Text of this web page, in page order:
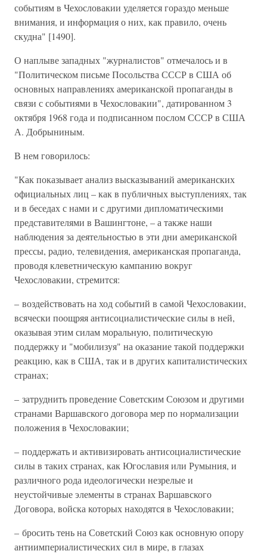
событиям в Чехословакии уделяется гораздо меньше
внимания, и информация о них, как правило, очень
скудна" [1490].
О наплыве западных "журналистов" отмечалось и в
"Политическом письме Посольства СССР в США об
основных направлениях американской пропаганды в
связи с событиями в Чехословакии", датированном 3
октября 1968 года и подписанном послом СССР в США
А. Добрыниным.
В нем говорилось:
"Как показывает анализ высказываний американских
официальных лиц – как в публичных выступлениях, так
и в беседах с нами и с другими дипломатическими
представителями в Вашингтоне, – а также наши
наблюдения за деятельностью в эти дни американской
прессы, радио, телевидения, американская пропаганда,
проводя клеветническую кампанию вокруг
Чехословакии, стремится:
– воздействовать на ход событий в самой Чехословакии,
всячески поощряя антисоциалистические силы в ней,
оказывая этим силам моральную, политическую
поддержку и "мобилизуя" на оказание такой поддержки
реакцию, как в США, так и в других капиталистических
странах;
– затруднить проведение Советским Союзом и другими
странами Варшавского договора мер по нормализации
положения в Чехословакии;
– поддержать и активизировать антисоциалистические
силы в таких странах, как Югославия или Румыния, и
различного рода идеологически незрелые и
неустойчивые элементы в странах Варшавского
Договора, войска которых находятся в Чехословакии;
– бросить тень на Советский Союз как основную опору
антиимпериалистических сил в мире, в глазах